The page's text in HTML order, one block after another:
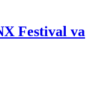
Festival va